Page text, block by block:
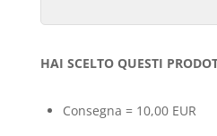
HAI SCELTO QUESTI
Consegna = 10,00 EUR